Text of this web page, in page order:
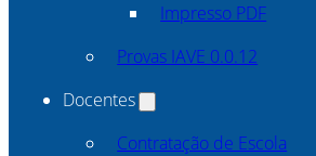
Impresso PDF
Provas IAVE 0.0.12
Docentes
Contratação de Escola